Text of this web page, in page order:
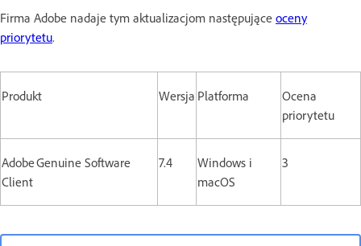
Firma Adobe nadaje tym aktualizacjom następujące oceny
priorytetu.
Produkt Wersja Platforma
Ocena
priorytetu
Adobe Genuine Software
Client
7.4
Windows i
macOS
3